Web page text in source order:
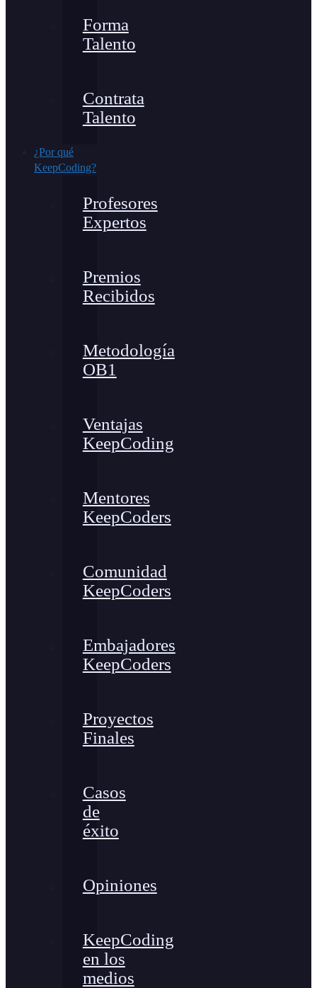
Forma
Talento
Contrata
Talento
¿Por qué
KeepCoding?
Profesores
Expertos
Premios
Recibidos
Metodología
OB1
Ventajas
KeepCoding
Mentores
KeepCoders
Comunidad
KeepCoders
Embajadores
KeepCoders
Proyectos
Finales
Casos
de
éxito
Opiniones
KeepCoding
en los
medios